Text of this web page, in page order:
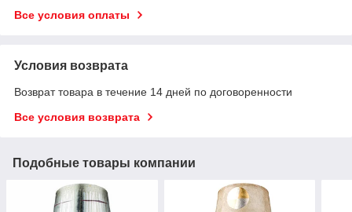
Все условия оплаты
Условия возврата
Возврат товара в течение 14 дней по договоренности
Все условия возврата
Подобные товары компании